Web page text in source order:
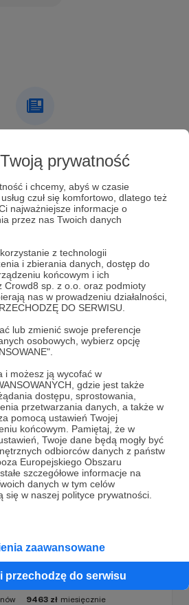
prywatność
i chcemy, abyś w czasie
czuł się komfortowo, dlatego też
najważniejsze informacje o
przez nas Twoich danych
z technologii
i zbierania danych, dostęp do
końcowym i ich
Crowd8 sp. z o.o. oraz podmioty
nas w prowadzeniu działalności,
DO SERWISU.
lub zmienić swoje preferencje
osobowych, wybierz opcję
i możesz ją wycofać w
gdzie jest także
dostępu, sprostowania,
przetwarzania danych, a także w
pomocą ustawień Twojej
końcowym. Pamiętaj, że w
Twoje dane będą mogły być
odbiorców danych z państw
Europejskiego Obszaru
szczegółowe informacje na
danych w tym celów
się w naszej polityce prywatności.
zaawansowane
przechodzę do serwisu
jeszcze żadnych postów
grona Patronów!
AutoraPaweł Szymański
teraz!
Patronem
Historie
9463 zł miesięcznie